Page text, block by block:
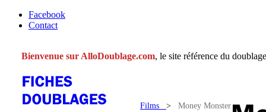
Facebook
Contact
Bienvenue sur AlloDoublage.com, le site référence du
Films > Money Monster